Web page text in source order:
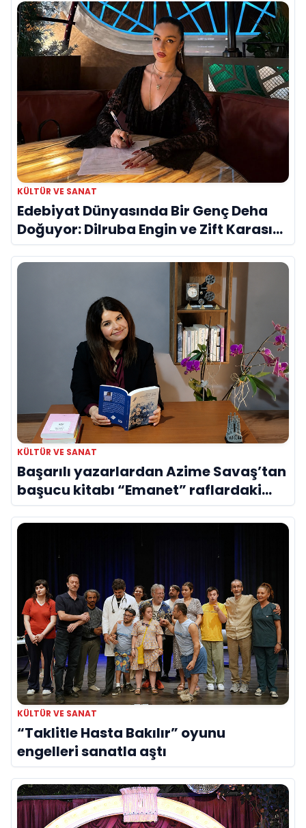
KÜLTÜR VE SANAT
Edebiyat Dünyasında Bir Genç Deha
Doğuyor: Dilruba Engin ve Zift Karası
Evreni ‘AVENOİR’
KÜLTÜR VE SANAT
Başarılı yazarlardan Azime Savaş’tan
başucu kitabı “Emanet” raflardaki
yerini aldı
KÜLTÜR VE SANAT
“Taklitle Hasta Bakılır” oyunu
engelleri sanatla aştı